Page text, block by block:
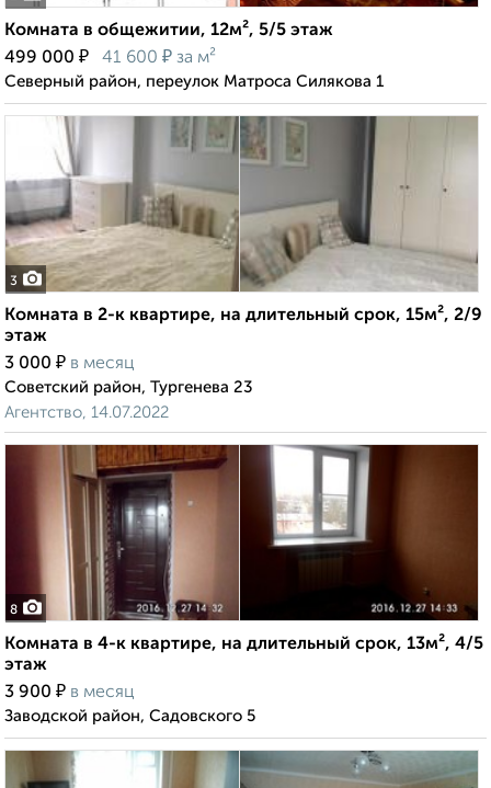
Комната в общежитии, 12м², 5/5 этаж
499 000 ₽ 41 600 ₽ за м²
Северный район, переулок Матроса Силякова 1
3
Комната в 2-к квартире, на длительный срок, 15м², 2/9
этаж
3 000 ₽ в месяц
Советский район, Тургенева 23
Агентство, 14.07.2022
8
Комната в 4-к квартире, на длительный срок, 13м², 4/5
этаж
3 900 ₽ в месяц
Заводской район, Садовского 5